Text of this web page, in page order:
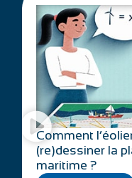
Comment
(re)dessiner la
maritime ?